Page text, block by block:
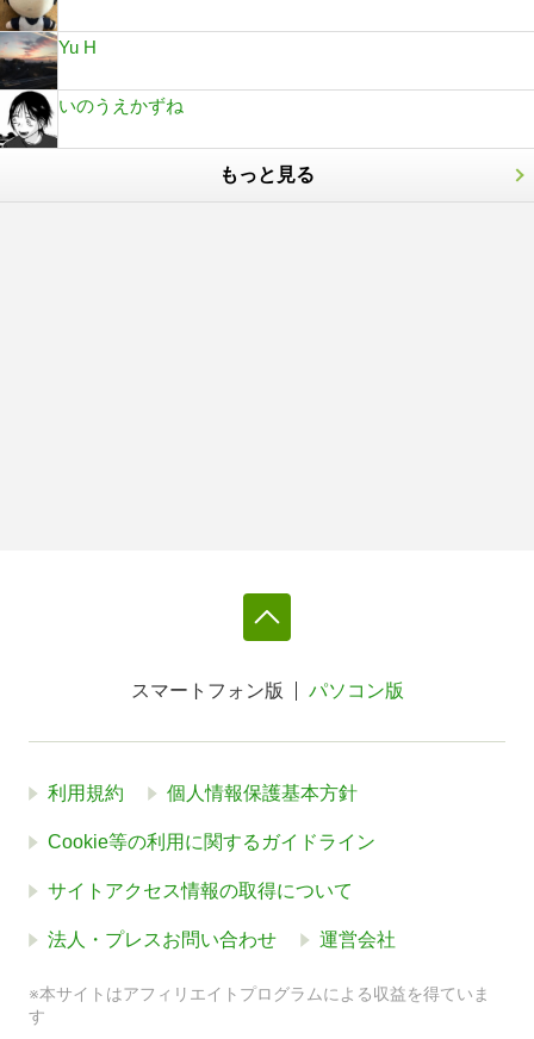
Yu H
いのうえかずね
もっと見る
スマートフォン版 パソコン版
利用規約 個人情報保護基本方針
Cookie等の利用に関するガイドライン
サイトアクセス情報の取得について
法人・プレスお問い合わせ 運営会社
※本サイトはアフィリエイトプログラムによる収益を得ていま
す